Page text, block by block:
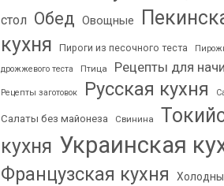
стол Обед Овощные
кухня
Пироги из песочного теста
дрожжевого теста
Птица Рецепты для
Рецепты заготовок Русская кухня
Салаты без майонеза Свинина
кухня Украинская
Французская кухня